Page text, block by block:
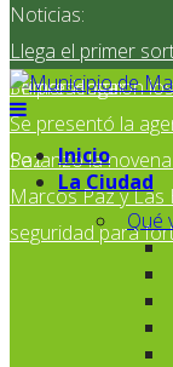
Noticias:
Llega el primer
Primer Hogar
Se presentaron
Se presentó la
Paz
Se lanzó la
Marcos Paz y
seguridad para
Inicio
La Ciudad
Qué